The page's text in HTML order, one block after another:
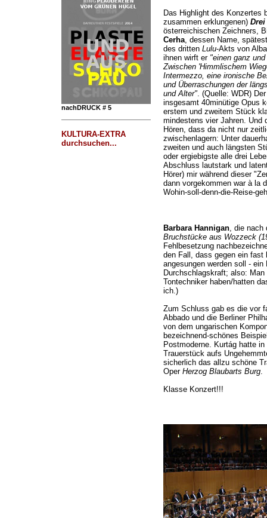
nachDRUCK # 5
KULTURA-EXTRA
durchsuchen...
Das Highlight des Konzertes
zusammen erklungenen) Drei
österreichischen Zeichners,
Cerha, dessen Name,
des dritten Lulu-Akts von
ihnen wirft er "einen ganz
Zwischen 'Himmlischem
Intermezzo, eine ironische
und Überraschungen der
und Alter". (Quelle: WDR)
insgesamt 40minütige Opus
erstem und zweitem Stück
mindestens vier Jahren. Und
Hören, dass da nicht nur
zwischenlagern: Unter
zweiten und auch längsten
oder ergiebigste alle drei
Abschluss lautstark und
Hörer) mir während dieser
dann vorgekommen war à la
Wohin-soll-denn-die-Reise-
Barbara Hannigan, die nach
Bruchstücke aus Wozzeck
Fehlbesetzung
den Fall, dass gegen ein fast
angesungen werden soll -
Durchschlagskraft; also:
Tontechniker haben/hatten
ich.)
Zum Schluss gab es die vor
Abbado und die Berliner
von dem ungarischen
bezeichnend-schönes
Postmoderne. Kurtág hatte
Trauerstück aufs
sicherlich das allzu schöne
Oper Herzog Blaubarts Burg.
Klasse Konzert!!!